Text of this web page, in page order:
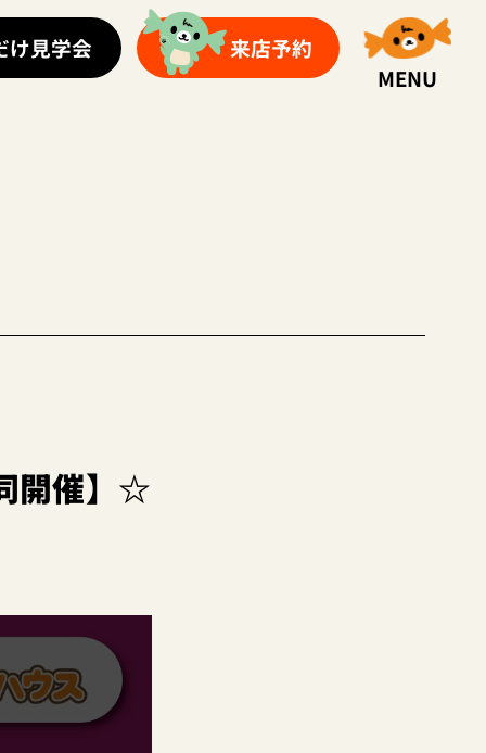
け見学会
来店予約
MENU
開催】☆